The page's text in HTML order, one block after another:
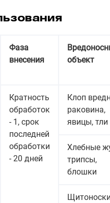
Фаза
внесения
объект
Кратность
обработок
- 1, срок
последней
обработки
- 20 дней
Клоп
раковина,
явицы, тли
Хлебные
трипсы,
блошки